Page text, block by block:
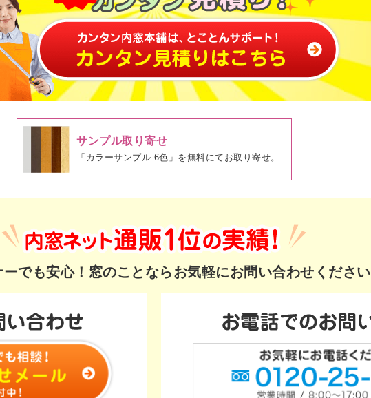
サンプル取り寄せ
「カラーサンプル 6色」を無料にてお取り寄せ。
でも安心！ 窓のことならお気軽にお問い合わせください